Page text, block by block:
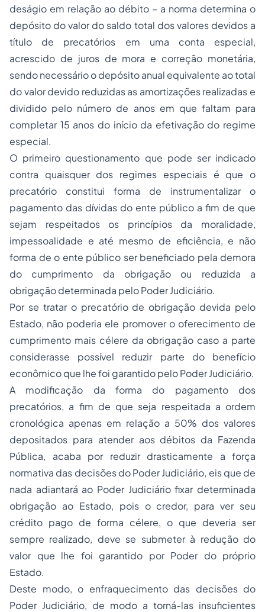
deságio em relação ao débito – a norma determina o
depósito do valor do saldo total dos valores devidos a
título de precatórios em uma conta especial,
acrescido de juros de mora e correção monetária,
sendo necessário o depósito anual equivalente ao total
do valor devido reduzidas as amortizações realizadas e
dividido pelo número de anos em que faltam para
completar 15 anos do início da efetivação do regime
especial.
O primeiro questionamento que pode ser indicado
contra quaisquer dos regimes especiais é que o
precatório constitui forma de instrumentalizar o
pagamento das dívidas do ente público a fim de que
sejam respeitados os princípios da moralidade,
impessoalidade e até mesmo de eficiência, e não
forma de o ente público ser beneficiado pela demora
do cumprimento da obrigação ou reduzida a
obrigação determinada pelo Poder Judiciário.
Por se tratar o precatório de obrigação devida pelo
Estado, não poderia ele promover o oferecimento de
cumprimento mais célere da obrigação caso a parte
considerasse possível reduzir parte do benefício
econômico que lhe foi garantido pelo Poder Judiciário.
A modificação da forma do pagamento dos
precatórios, a fim de que seja respeitada a ordem
cronológica apenas em relação a 50% dos valores
depositados para atender aos débitos da Fazenda
Pública, acaba por reduzir drasticamente a força
normativa das decisões do Poder Judiciário, eis que de
nada adiantará ao Poder Judiciário fixar determinada
obrigação ao Estado, pois o credor, para ver seu
crédito pago de forma célere, o que deveria ser
sempre realizado, deve se submeter à redução do
valor que lhe foi garantido por Poder do próprio
Estado.
Deste modo, o enfraquecimento das decisões do
Poder Judiciário, de modo a torná-las insuficientes